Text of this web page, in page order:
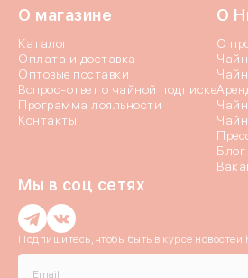
О магазине
Каталог
Оплата и доставка
Оптовые поставки
Вопрос-ответ о чайной подписке
Программа лояльности
Контакты
О
О
Блог
Мы в соц сетях
Подпишитесь, чтобы быть в курсе новостей